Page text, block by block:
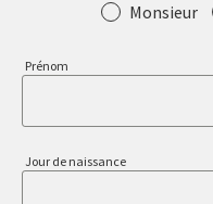
SalutationMonsieur
Prénom
Jour de naissance